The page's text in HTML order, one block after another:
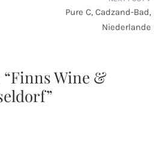
Pure C, Cadzand-Bad,
Niederlande
Finns Wine &
”